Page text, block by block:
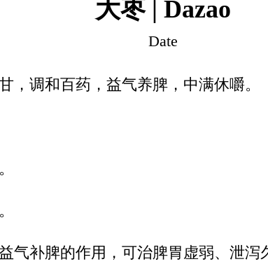
大枣 | Dazao
Date
，调和百药，益气养脾，中满休嚼。
气补脾的作用，可治脾胃虚弱、泄